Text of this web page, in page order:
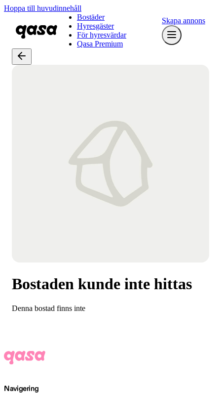
Hoppa till huvudinnehåll
Bostäder
Hyresgäster
För hyresvärdar
Qasa Premium
Skapa annons
Bostaden kunde inte hittas
Denna bostad finns inte
Navigering